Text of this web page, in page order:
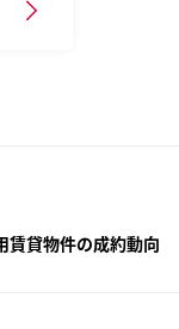
賃貸物件の成約動向